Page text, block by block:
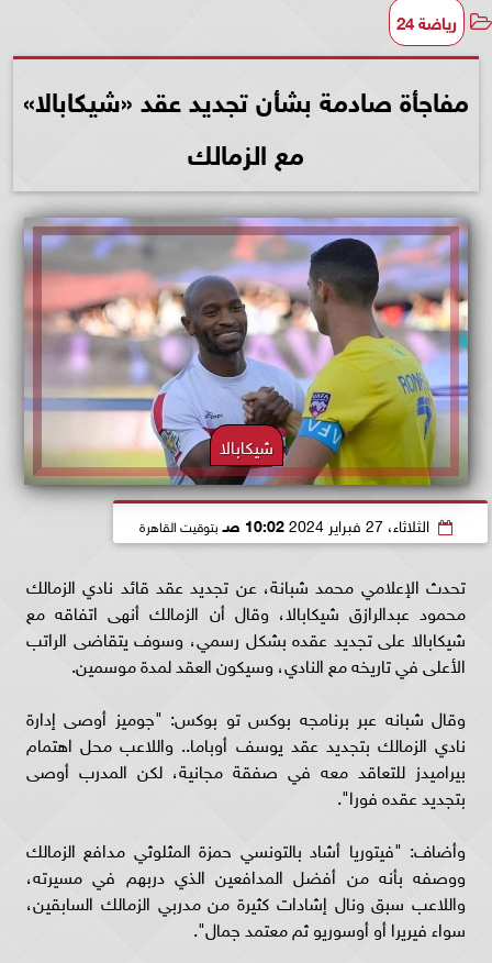
رياضة 24
مفاجأة صادمة بشأن تجديد عقد «شيكابالا»
مع الزمالك
شيكابالا
الثلاثاء، 27 فبراير 2024 10:02 صـ بتوقيت القاهرة
تحدث الإعلامي محمد شبانة، عن تجديد عقد قائد نادي الزمالك
محمود عبدالرازق شيكابالا، وقال أن الزمالك أنهى اتفاقه مع
شيكابالا على تجديد عقده بشكل رسمي، وسوف يتقاضى الراتب
الأعلى في تاريخه مع النادي، وسيكون العقد لمدة موسمين.
وقال شبانه عبر برنامجه بوكس تو بوكس: "جوميز أوصى إدارة
نادي الزمالك بتجديد عقد يوسف أوباما.. واللاعب محل اهتمام
بيراميدز للتعاقد معه في صفقة مجانية، لكن المدرب أوصى
بتجديد عقده فورا".
وأضاف: "فيتوريا أشاد بالتونسي حمزة المثلوثي مدافع الزمالك
ووصفه بأنه من أفضل المدافعين الذي دربهم في مسيرته،
واللاعب سبق ونال إشادات كثيرة من مدربي الزمالك السابقين،
سواء فيريرا أو أوسوريو ثم معتمد جمال".